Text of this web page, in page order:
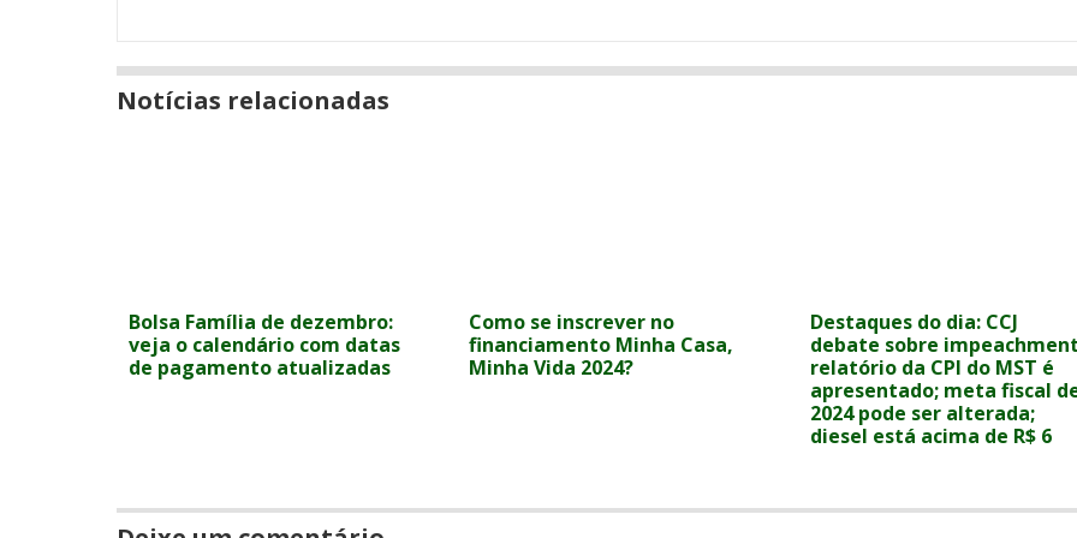
Notícias relacionadas
Bolsa Família de dezembro:
veja o calendário com datas
de pagamento atualizadas
Como se inscrever no
financiamento Minha Casa,
Minha Vida 2024?
Destaques do dia: CCJ
debate sobre
relatório da CPI do MST é
apresentado; meta fiscal
2024 pode ser alterada;
diesel está acima de R$ 6